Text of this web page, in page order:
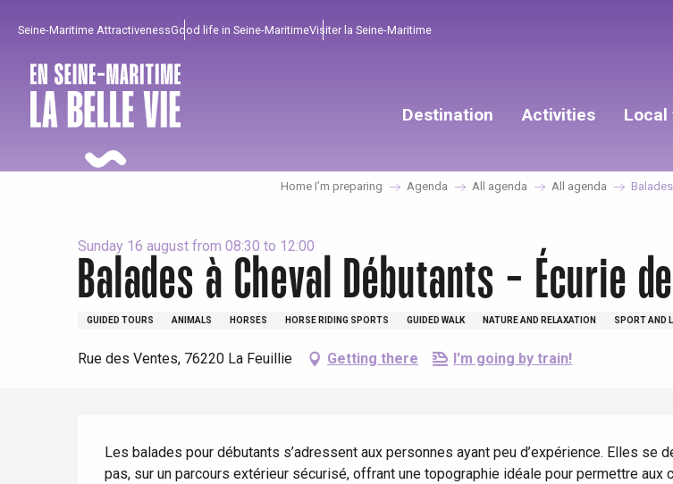
principal
Seine-Maritime AttractivenessGood life in Seine-MaritimeVisiter la Seine-Maritime
Destination Activities
To enjoy
All agenda
With children
Local
Must-sees
Trendy places
view
From our region !
Seaside breaks
Home I’m preparing Agenda All agenda All agenda
Sunday 16 august from 08:30 to 12:00
Balades à Cheval Débutants - Écurie
GUIDED TOURS ANIMALS HORSES HORSE RIDING SPORTS GUIDED WALK NATURE AND RELAXATION SPORT AND
Rue des Ventes, 76220 La Feuillie Getting there I'm going by train!
Les balades pour débutants s’adressent aux personnes ayant peu d’expérience. Elles se
pas, sur un parcours extérieur sécurisé, offrant une topographie idéale pour permettre aux